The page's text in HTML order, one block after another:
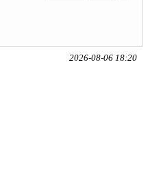
2026-08-06 18:20